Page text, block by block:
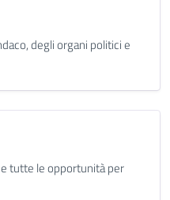
degli organi politici e
tutte le opportunità per